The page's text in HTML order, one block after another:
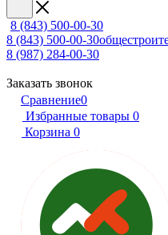
8 (843) 500-00-30
8 (843) 500-00-30
8 (987) 284-00-30
Заказать звонок
Сравнение0
Избранные товары 0
Корзина 0